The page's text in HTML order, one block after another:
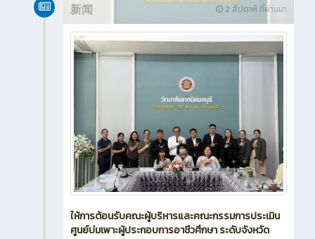
2 สัปดาห์ ที่ผ่านมา
新闻
ให้การต้อนรับคณะผู้บริหารและคณะกรรมการประเมิน
ศูนย์บ่มเพาะผู้ประกอบการอาชีวศึกษา ระดับจังหวัด